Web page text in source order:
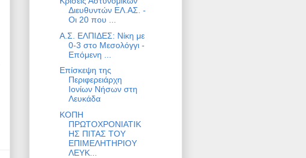
Διευθυντών ΕΛ.ΑΣ. -
Οι 20 που ...
Α.Σ. ΕΛΠΙΔΕΣ: Νίκη με
0-3 στο Μεσολόγγι -
Επόμενη ...
Επίσκεψη της
Περιφερειάρχη
Ιονίων Νήσων στη
Λευκάδα
ΚΟΠΗ
ΠΡΩΤΟΧΡΟΝΙΑΤΙΚ
ΗΣ ΠΙΤΑΣ ΤΟΥ
ΕΠΙΜΕΛΗΤΗΡΙΟΥ
ΛΕΥΚ...